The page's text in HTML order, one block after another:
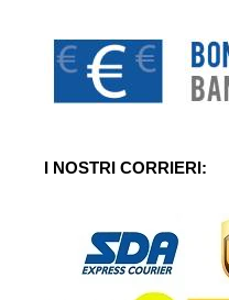
I NOSTRI CORRIERI: